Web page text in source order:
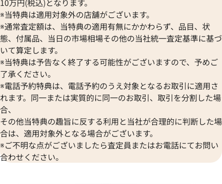
ィル 424.10.37.20.04.001
格
9日時点の参考買取価格です
オメガ コンステレーション
参考買取価格
※2023年11月27日時点の参考
オーデマ ピゲ
Vacheron Constantin
ヴァシュロン・コンスタンタン
Van Cleef & Arpels
ヴァンクリーフ＆アーペル
Versace
ヴェルサーチ
Wempe
ベル＆ロス
BAUME＆MERCIER
ボーム＆メルシエ
BALL Watch
ボール ウォッチ
10万円(税込)となります。
※当特典は適用対象外の店舗がございます。
※通常査定額は、当特典の適用有無にかかわらず、品目、状
態、付属品、当日の市場相場その他の当社統一査定基準に基づ
いて算定します。
※当特典は予告なく終了する可能性がございますので、予めご
了承ください。
※電話予約特典は、電話予約のうえ対象となるお取引に適用さ
れます。同一または実質的に同一のお取引、取引を分割した場
合、
その他当特典の趣旨に反する利用と当社が合理的に判断した場
合は、適用対象外となる場合がございます。
※ご不明な点がございましたら査定員またはお電話にてお問い
合わせください。